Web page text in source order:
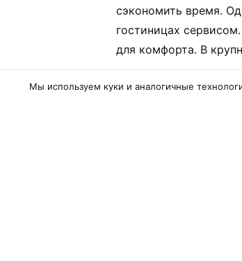
сэкономить время.
гостиницах
для комфорта. В
Если вы старше 21
Мы используем куки и аналогичные